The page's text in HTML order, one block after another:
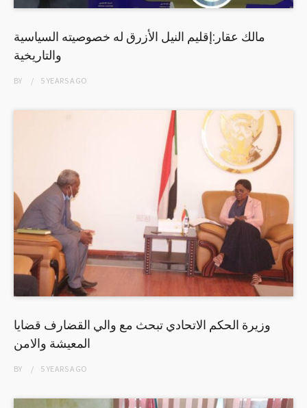
مالك عقار:إقليم النيل الأزرق له خصوصيته السياسية
والتاريخية
BY 5 YEARSAGO
وزيرة الحكم الاتحادي تبحث مع والي القضارف قضايا
المعيشة والامن
BY 5 YEARSAGO